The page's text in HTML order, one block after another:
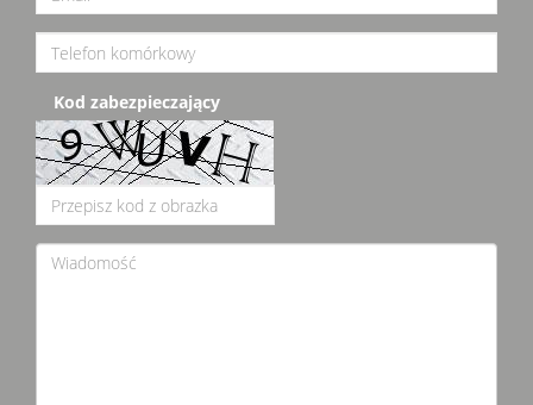
Kod zabezpieczający